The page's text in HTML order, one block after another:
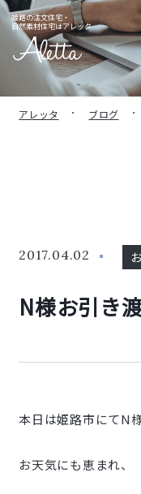
姫路の注文住宅・
自然素材住宅はアレッタ
アレッタ ブログ
2017.04.02
N様お引き
本日は姫路市にてN
お天気にも恵まれ、